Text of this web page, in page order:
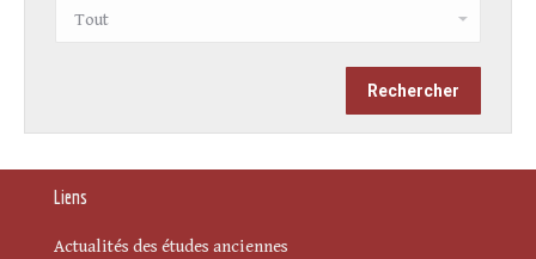
Liens
Actualités des études anciennes